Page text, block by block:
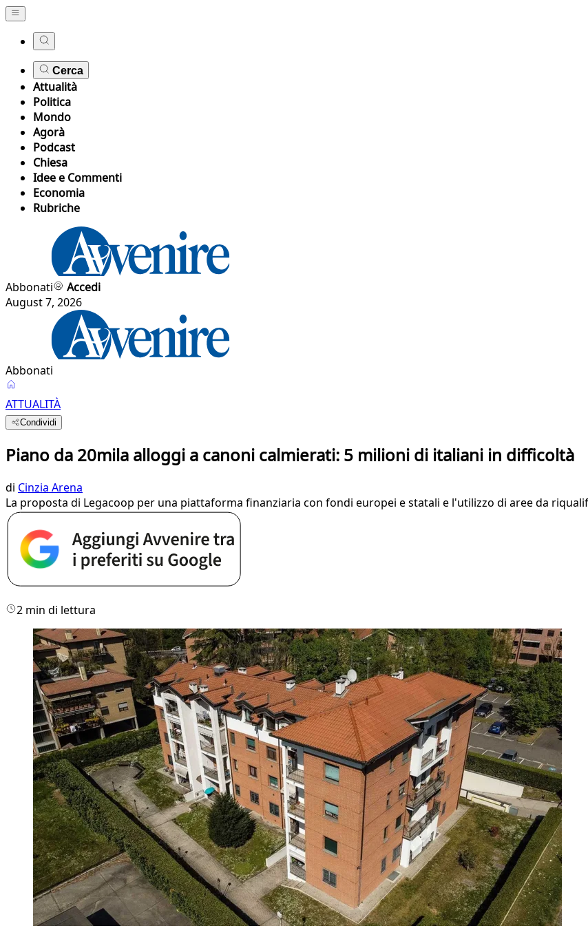
Cerca
Attualità
Politica
Mondo
Agorà
Podcast
Chiesa
Idee e Commenti
Economia
Rubriche
Abbonati
Accedi
August 7, 2026
Abbonati
ATTUALITÀ
Condividi
Piano da 20mila alloggi a canoni calmierati: 5 milioni di italiani in difficoltà
di Cinzia Arena
La proposta di Legacoop per una piattaforma finanziaria con fondi europei e statali e l'utilizzo di aree da
2 min di lettura